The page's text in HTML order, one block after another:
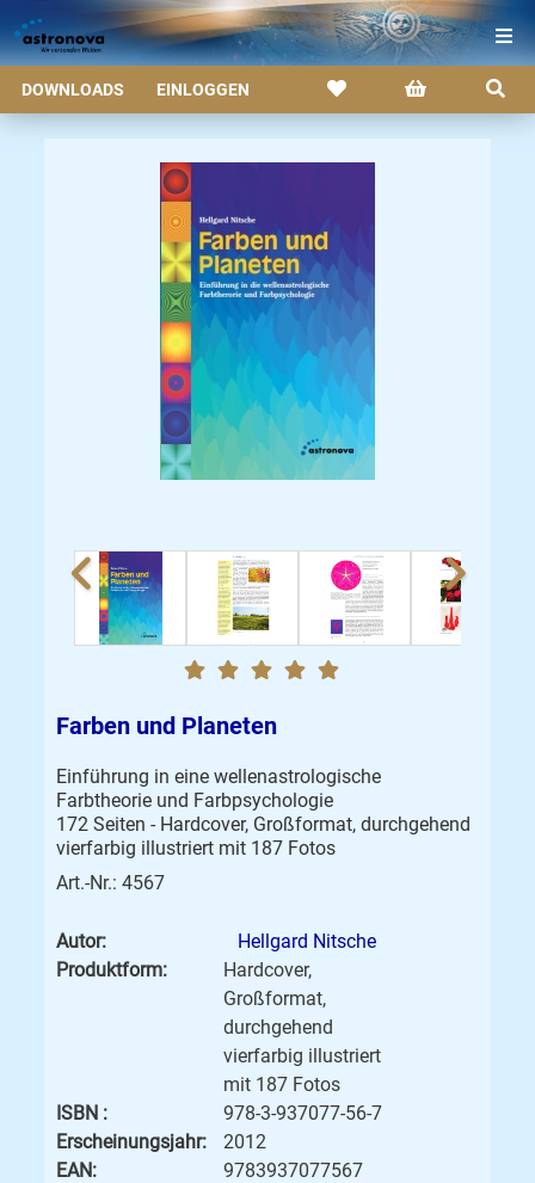
DOWNLOADS EINLOGGEN
Farben und Planeten
Einführung in eine wellenastrologische
Farbtheorie und Farbpsychologie
172 Seiten - Hardcover, Großformat, durchgehend
vierfarbig illustriert mit 187 Fotos
Art.-Nr.: 4567
Autor:
Hellgard Nitsche
Produktform:
Hardcover,
Großformat,
durchgehend
vierfarbig illustriert
mit 187 Fotos
ISBN :
978-3-937077-56-7
Erscheinungsjahr:
2012
EAN:
9783937077567